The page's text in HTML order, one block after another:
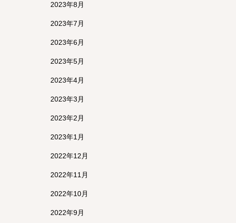
2023年8月
2023年7月
2023年6月
2023年5月
2023年4月
2023年3月
2023年2月
2023年1月
2022年12月
2022年11月
2022年10月
2022年9月